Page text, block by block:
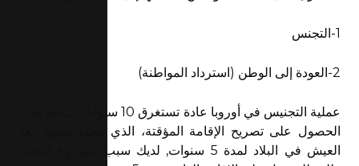
1-التجنس
2-العودة إلى الوطن (استرداد المواطنة)
عملية التجنيس في أوروبا عادة تستغرق 10 سنوات. كبداية يجب
الحصول على تصريح الإقامة المؤقتة، الذي يتجدد سنويا. بعد
العيش في البلاد لمدة 5 سنوات, لديك سبب مشروع لتقديم